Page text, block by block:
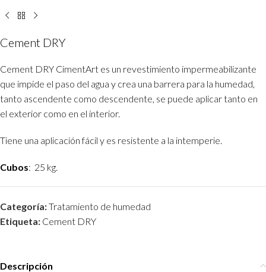
Cement DRY
Cement DRY CimentArt es un revestimiento impermeabilizante
que impide el paso del agua y crea una barrera para la humedad,
tanto ascendente como descendente, se puede aplicar tanto en
el exterior como en el interior.
Tiene una aplicación fácil y es resistente a la intemperie.
Cubos: 25 kg.
Categoría:Tratamiento de humedad
Etiqueta: Cement DRY
Descripción